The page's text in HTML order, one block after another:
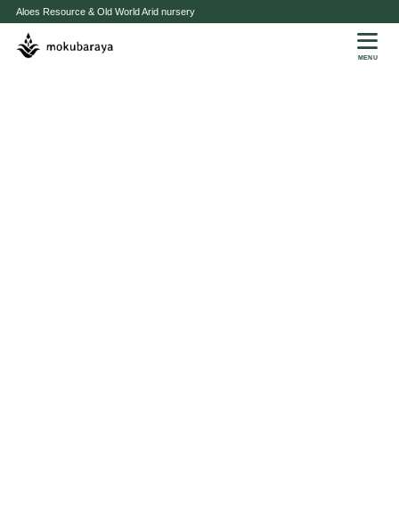
Aloes Resource & Old World Arid nursery
MENU